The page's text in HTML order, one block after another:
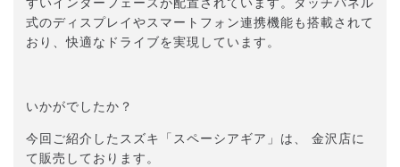
すいインターフェースが配置されています。タッチパネル
式のディスプレイやスマートフォン連携機能も搭載されて
おり、快適なドライブを実現しています。
いかがでしたか？
今回ご紹介したスズキ「スペーシアギア」は、 金沢店に
て販売しております。